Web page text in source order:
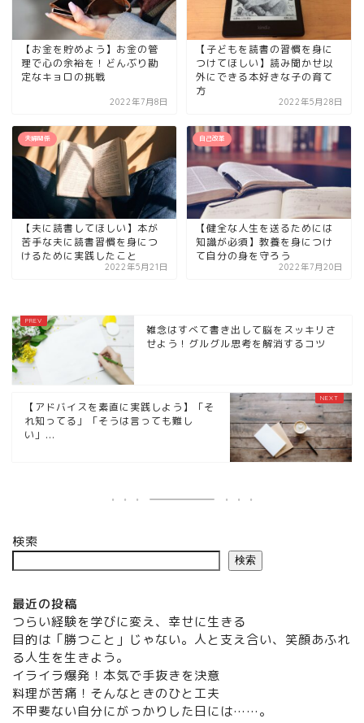
【お金を貯めよう】お金の管
理で心の余裕を！どんぶり勘
定なキョロの挑戦
2022年7月8日
【子どもを読書の習慣を身に
つけてほしい】読み聞かせ以
外にできる本好きな子の育て
方
2022年5月28日
夫婦関係
【夫に読書してほしい】本が
苦手な夫に読書習慣を身につ
けるために実践したこと
2022年5月21日
自己改革
【健全な人生を送るためには
知識が必須】教養を身につけ
て自分の身を守ろう
2022年7月20日
雑念はすべて書き出して脳をスッキリさ
せよう！グルグル思考を解消するコツ
【アドバイスを素直に実践しよう】「そ
れ知ってる」「そうは言っても難し
い」...
検索
検索
最近の投稿
つらい経験を学びに変え、幸せに生きる
目的は「勝つこと」じゃない。人と支え合い、笑顔あふれ
る人生を生きよう。
イライラ爆発！本気で手抜きを決意
料理が苦痛！そんなときのひと工夫
不甲斐ない自分にがっかりした日には……。